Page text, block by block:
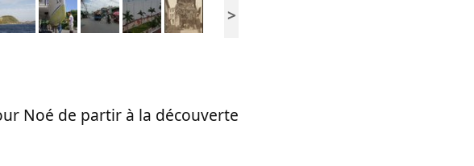
>
Noé de partir à la découverte